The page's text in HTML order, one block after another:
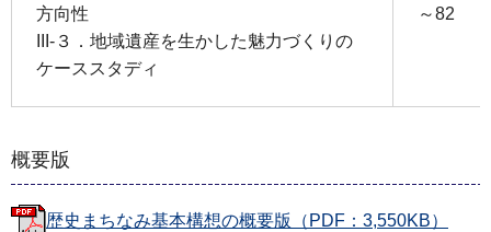
方向性
III-３．地域遺産を生かした魅力づくりの
ケーススタディ
～82
概要版
歴史まちなみ基本構想の概要版（PDF：3,550KB）